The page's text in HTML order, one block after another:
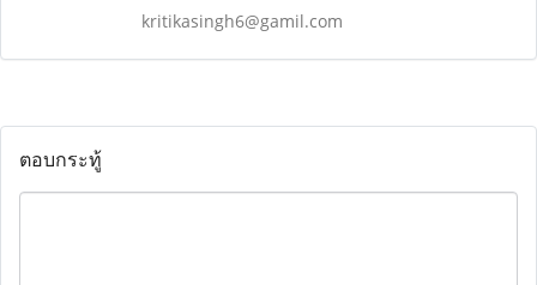
kritikasingh6@gamil.com
ตอบกระทู้